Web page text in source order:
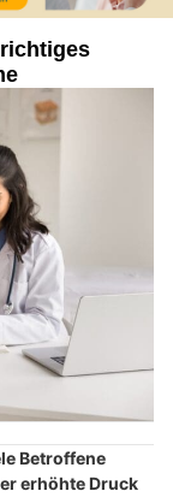
Betroffene
erhöhte Druck